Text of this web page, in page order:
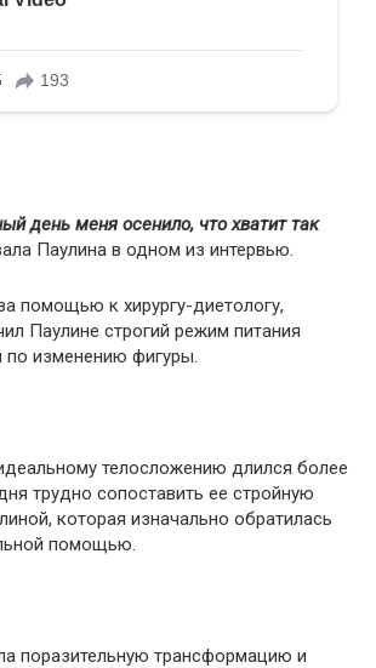
день меня осенило, что хватит так
Паулина в одном из интервью.
помощью к хирургу-диетологу,
Паулине строгий режим питания
по изменению фигуры.
телосложению длился более
трудно сопоставить ее стройную
которая изначально обратилась
помощью.
поразительную трансформацию и